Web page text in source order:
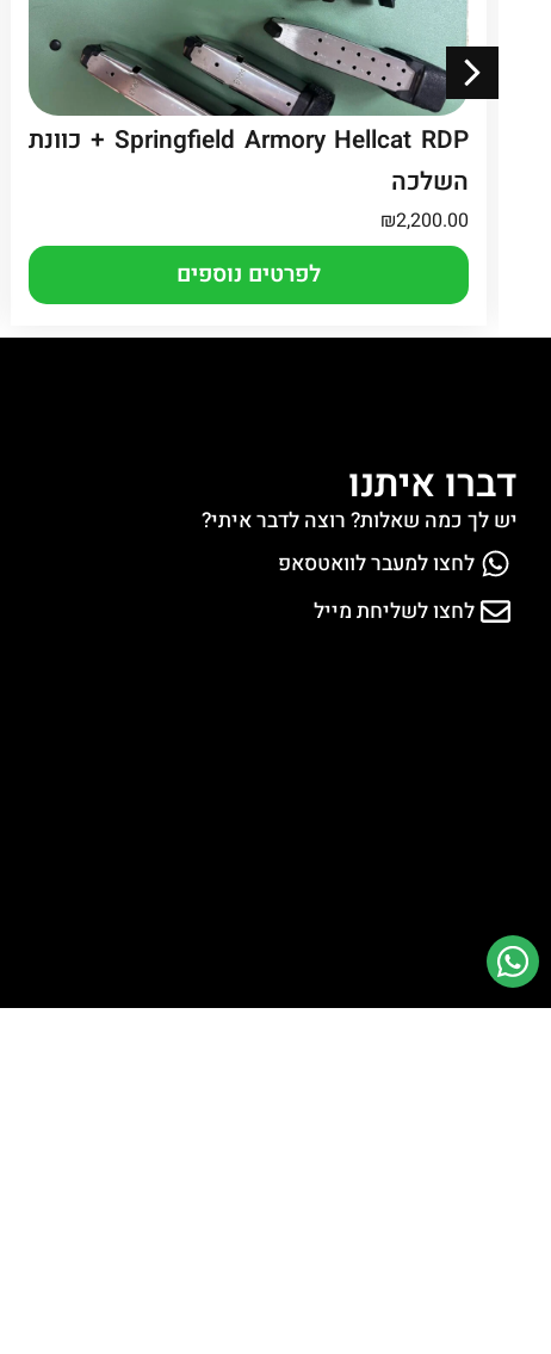
Springfield Armory Hellcat RDP + כוונת
השלכה
₪2,200.00
לפרטים נוספים
דברו איתנו
יש לך כמה שאלות? רוצה לדבר איתי?
לחצו למעבר לוואטסאפ
לחצו לשליחת מייל